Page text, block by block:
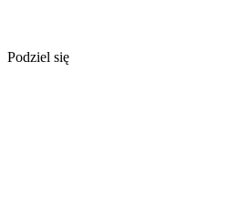
Podziel się